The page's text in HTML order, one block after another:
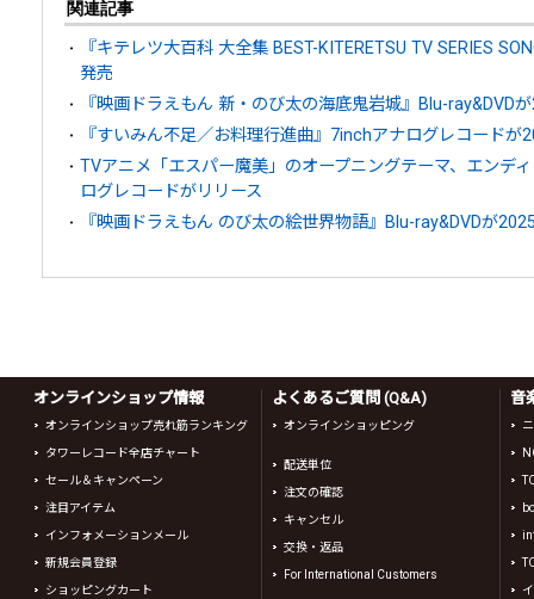
関連記事
『キテレツ大百科 大全集 BEST-KITERETSU TV SERIES
発売
『映画ドラえもん 新・のび太の海底鬼岩城』Blu-ray&DVD
『すいみん不足／お料理行進曲』7inchアナログレコードが
TVアニメ「エスパー魔美」のオープニングテーマ、エンデ
ログレコードがリリース
『映画ドラえもん のび太の絵世界物語』Blu-ray&DVDが
オンラインショップ情報
オンラインショップ売れ筋ランキング
タワーレコード全店チャート
セール＆キャンペーン
注目アイテム
インフォメーションメール
新規会員登録
ショッピングカート
よくあるご質問 (Q&A)
オンラインショッピング
配送単位
注文の確認
キャンセル
交換・返品
For International Customers
音